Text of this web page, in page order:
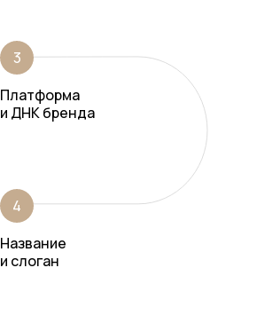
Название
и слоган
4
Платформа
и ДНК бренда
3